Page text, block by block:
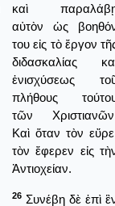
καὶ
αὐτὸν ὡς
του εἰς τὸ ἔργον
διδασκαλίας
ἐνισχύσεως
πλήθους
τῶν
Καὶ ὅταν τὸν
τὸν ἔφερεν εἰς
Ἀντιοχείαν.
26 Συνέβη δὲ ἐπὶ